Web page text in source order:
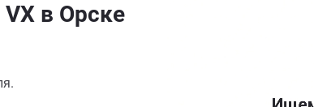
в Орске